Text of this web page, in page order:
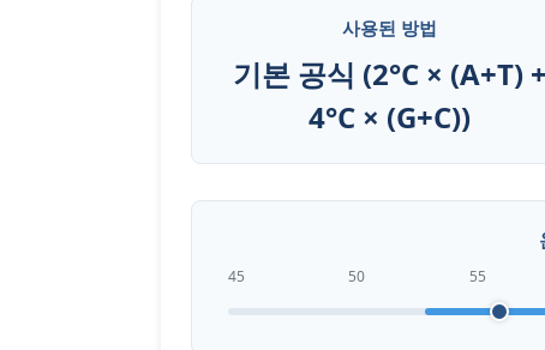
사용된 방법
기본 공식 (2°C × (A+T) +
4°C × (G+C))
45 50 55